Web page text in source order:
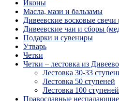
Иконы
Масла, мази и бальзамы
Дивеевские восковые
Дивеевские чаи и сборы
Подарки и сувениры
Утварь
Четки
Четки – лестовка из
Лестовка 30-33
Лестовка 50 ступеней
Лестовка 100 ступеней
Православные